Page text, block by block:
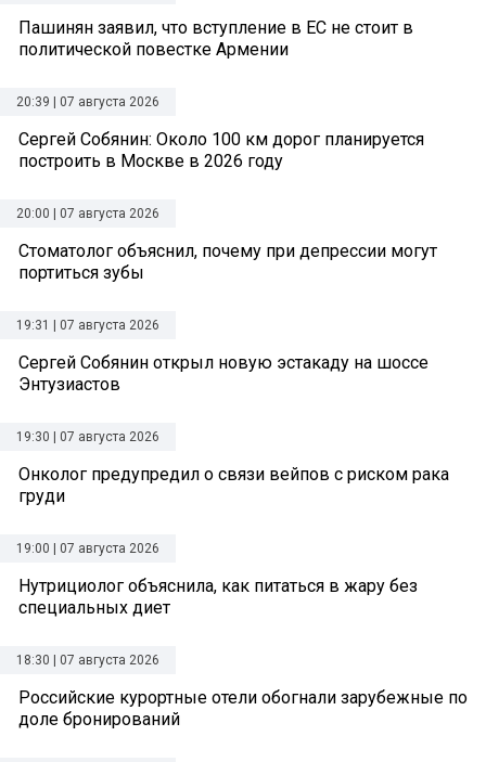
Пашинян заявил, что вступление в ЕС не стоит в
политической повестке Армении
20:39 | 07 августа 2026
Сергей Собянин: Около 100 км дорог планируется
построить в Москве в 2026 году
20:00 | 07 августа 2026
Стоматолог объяснил, почему при депрессии могут
портиться зубы
19:31 | 07 августа 2026
Сергей Собянин открыл новую эстакаду на шоссе
Энтузиастов
19:30 | 07 августа 2026
Онколог предупредил о связи вейпов с риском рака
груди
19:00 | 07 августа 2026
Нутрициолог объяснила, как питаться в жару без
специальных диет
18:30 | 07 августа 2026
Российские курортные отели обогнали зарубежные по
доле бронирований